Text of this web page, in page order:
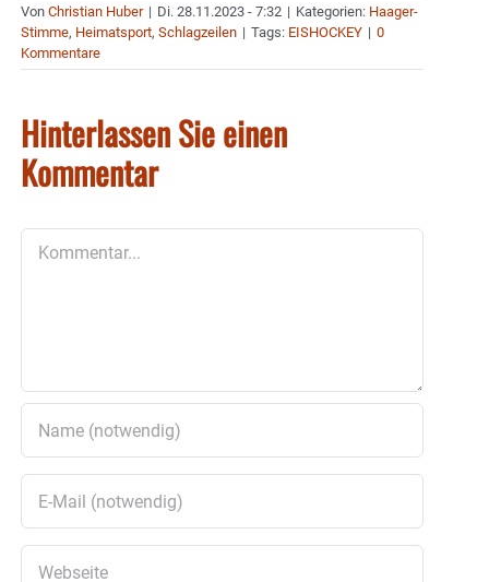
Von Christian Huber | Di. 28.11.2023 - 7:32 | Kategorien: Haager-
Stimme, Heimatsport, Schlagzeilen | Tags: EISHOCKEY | 0
Kommentare
Hinterlassen Sie einen
Kommentar